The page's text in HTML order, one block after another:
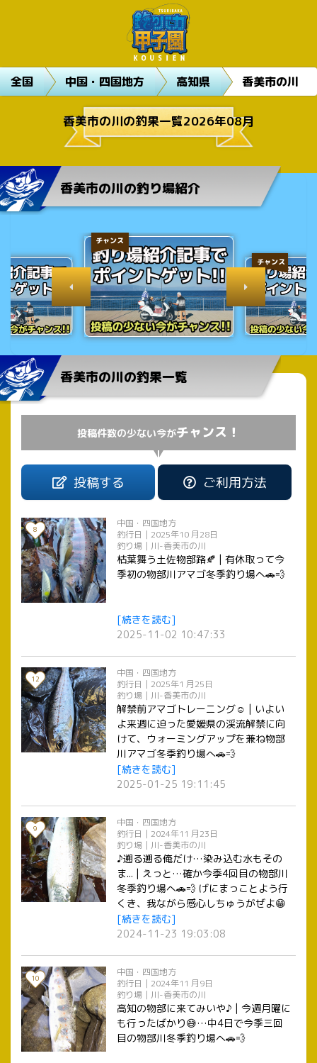
全国 中国・四国地方 高知県 香美市の川
香美市の川の釣果一覧2026年08月
香美市の川の釣り場紹介
チャンス
チャンス
香美市の川の釣果一覧
投稿件数の少ない今がチャンス！
投稿する ご利用方法
中国・四国地方
釣行日｜2025年10 月28日
釣り場｜川-香美市の川
枯葉舞う土佐物部路🍂 | 有休取って今
季初の物部川アマゴ冬季釣り場へ🚗💨
[続きを読む]
2025-11-02 10:47:33
8
中国・四国地方
釣行日｜2025年1 月25日
釣り場｜川-香美市の川
解禁前アマゴトレーニング☺️ | いよい
よ来週に迫った愛媛県の渓流解禁に向
けて、ウォーミングアップを兼ね物部
川アマゴ冬季釣り場へ🚗💨
[続きを読む]
2025-01-25 19:11:45
12
中国・四国地方
釣行日｜2024年11 月23日
釣り場｜川-香美市の川
♪遡る遡る俺だけ…染み込む水もその
ま... | えっと…確か今季4回目の物部川
冬季釣り場へ🚗💨 げにまっことよう行
くき、我ながら感心しちゅうがぜよ😁
（怪しい土佐弁） 今日は上韮生川でこ
じゃんと釣っちゃるぞ✊
[続きを読む]
2024-11-23 19:03:08
9
中国・四国地方
釣行日｜2024年11 月9日
釣り場｜川-香美市の川
高知の物部に来てみいや♪ | 今週月曜に
も行ったばかり😅…中4日で今季三回
目の物部川冬季釣り場へ🚗💨
10